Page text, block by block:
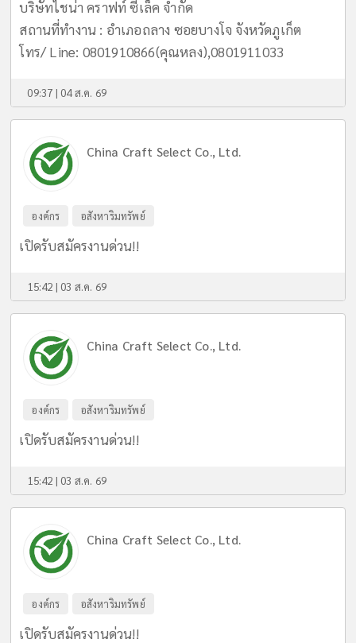
บริษัทไชน่า คราฟท์ ซีเล็ค จำกัด
สถานที่ทำงาน : อำเภอถลาง ซอยบางโจ จังหวัดภูเก็ต
โทร/ Line: 0801910866(คุณหลง),0801911033
09:37 | 04 ส.ค. 69
China Craft Select Co., Ltd.
องค์กร อสังหาริมทรัพย์
เปิดรับสมัครงานด่วน!!
15:42 | 03 ส.ค. 69
China Craft Select Co., Ltd.
องค์กร อสังหาริมทรัพย์
เปิดรับสมัครงานด่วน!!
15:42 | 03 ส.ค. 69
China Craft Select Co., Ltd.
องค์กร อสังหาริมทรัพย์
เปิดรับสมัครงานด่วน!!